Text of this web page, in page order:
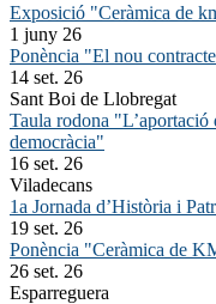
Exposició "Ceràmica de
1 juny 26
Ponència "El nou
14 set. 26
Sant Boi de Llobregat
Taula rodona "L’aportació
democràcia"
16 set. 26
Viladecans
1a Jornada d’Història i
19 set. 26
Ponència "Ceràmica de
26 set. 26
Esparreguera